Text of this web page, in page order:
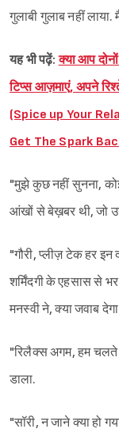
गुलाबी गुलाब नहीं लाया.
यह भी पढ़ें:क्या आप
टिप्स आज़माएं, अपने
(Spice up Your
Get The Spark
"मुझे कुछ नहीं सुनना,
आंखों से बेख़बर थी, जो
"गौरी, प्लीज़ टेक हर
शर्मिंदगी के एहसास से
मनस्वी ने, क्या जवाब
"रिलैक्स अगम, हम
डाला.
"सॉरी, न जाने क्या हो